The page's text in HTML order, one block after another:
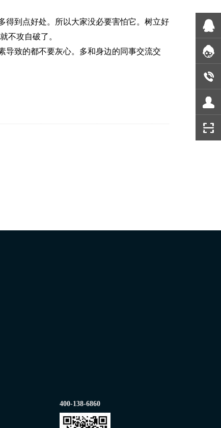
得到点好处。所以大家没必要害怕它。树立好
不攻自破了。
导致的都不要灰心。多和身边的同事交流交
400-138-6860